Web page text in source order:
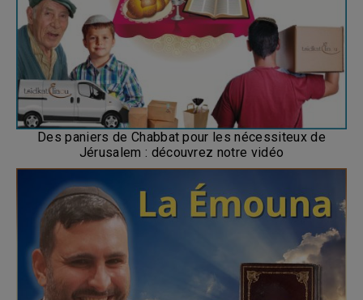
Des paniers de Chabbat pour les nécessiteux de
Jérusalem : découvrez notre vidéo